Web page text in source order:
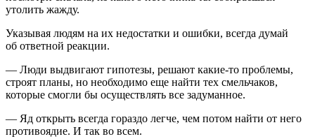
утолить жажду.
Указывая людям на их недостатки и ошибки, всегда думай
об ответной реакции.
— Люди выдвигают гипотезы, решают какие-то проблемы,
строят планы, но необходимо еще найти тех смельчаков,
которые смогли бы осуществлять все задуманное.
— Яд открыть всегда гораздо легче, чем потом найти от него
противоядие. И так во всем.